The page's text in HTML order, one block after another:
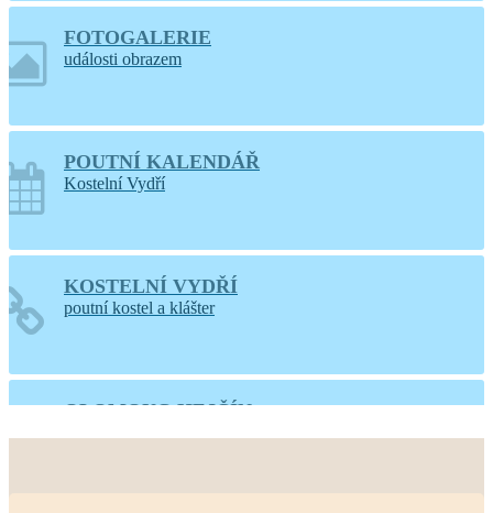
FOTOGALERIE
události obrazem
POUTNÍ KALENDÁŘ
Kostelní Vydří
KOSTELNÍ VYDŘÍ
poutní kostel a klášter
OLOMOUC-HEJČÍN